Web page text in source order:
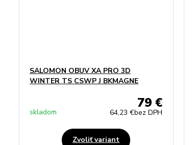
SALOMON OBUV XA PRO 3D
WINTER TS CSWP J BKMAGNE
79 €
64,23 €bez DPH
skladom
Zvoliť variant